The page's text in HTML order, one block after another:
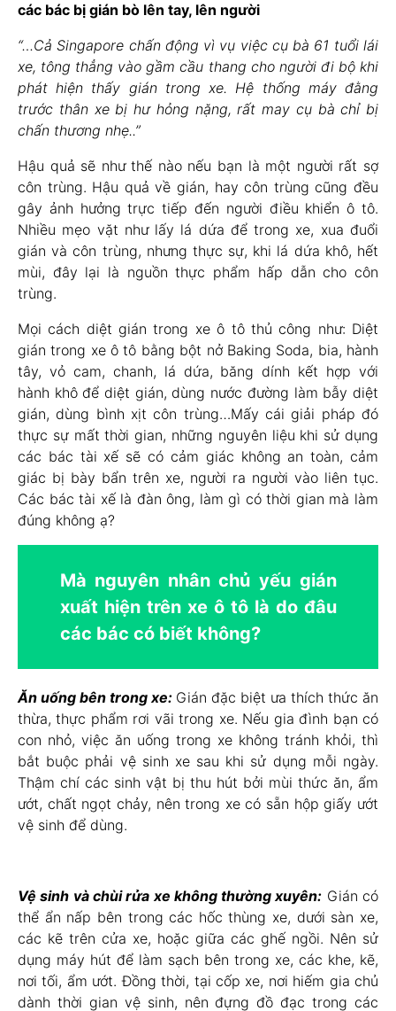
các bác bị gián bò lên tay, lên người
“…Cả Singapore chấn động vì vụ việc cụ bà 61 tuổi lái
xe, tông thẳng vào gầm cầu thang cho người đi bộ khi
phát hiện thấy gián trong xe. Hệ thống máy đằng
trước thân xe bị hư hỏng nặng, rất may cụ bà chỉ bị
chấn thương nhẹ..”
Hậu quả sẽ như thế nào nếu bạn là một người rất sợ
côn trùng. Hậu quả về gián, hay côn trùng cũng đều
gây ảnh hưởng trực tiếp đến người điều khiển ô tô.
Nhiều mẹo vặt như lấy lá dứa để trong xe, xua đuổi
gián và côn trùng, nhưng thực sự, khi lá dứa khô, hết
mùi, đây lại là nguồn thực phẩm hấp dẫn cho côn
trùng.
Mọi cách diệt gián trong xe ô tô thủ công như: Diệt
gián trong xe ô tô bằng bột nở Baking Soda, bia, hành
tây, vỏ cam, chanh, lá dứa, băng dính kết hợp với
hành khô để diệt gián, dùng nước đường làm bẫy diệt
gián, dùng bình xịt côn trùng…Mấy cái giải pháp đó
thực sự mất thời gian, những nguyên liệu khi sử dụng
các bác tài xế sẽ có cảm giác không an toàn, cảm
giác bị bày bẩn trên xe, người ra người vào liên tục.
Các bác tài xế là đàn ông, làm gì có thời gian mà làm
đúng không ạ?
Mà nguyên nhân chủ yếu gián
xuất hiện trên xe ô tô là do đâu
các bác có biết không?
Ăn uống bên trong xe: Gián đặc biệt ưa thích thức ăn
thừa, thực phẩm rơi vãi trong xe. Nếu gia đình bạn có
con nhỏ, việc ăn uống trong xe không tránh khỏi, thì
bắt buộc phải vệ sinh xe sau khi sử dụng mỗi ngày.
Thậm chí các sinh vật bị thu hút bởi mùi thức ăn, ẩm
ướt, chất ngọt chảy, nên trong xe có sẵn hộp giấy ướt
vệ sinh để dùng.
Vệ sinh và chùi rửa xe không thường xuyên: Gián có
thể ẩn nấp bên trong các hốc thùng xe, dưới sàn xe,
các kẽ trên cửa xe, hoặc giữa các ghế ngồi. Nên sử
dụng máy hút để làm sạch bên trong xe, các khe, kẽ,
nơi tối, ẩm ướt. Đồng thời, tại cốp xe, nơi hiếm gia chủ
dành thời gian vệ sinh, nên đựng đồ đạc trong các